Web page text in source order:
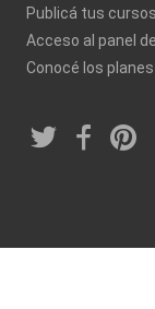
Publicá tus cursos
Acceso al panel
Conocé los